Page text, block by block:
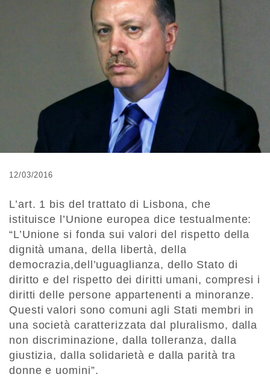
12/03/2016
L’art. 1 bis del trattato di Lisbona, che
istituisce l’Unione europea dice testualmente:
“L’Unione si fonda sui valori del rispetto della
dignità umana, della libertà, della
democrazia,dell’uguaglianza, dello Stato di
diritto e del rispetto dei diritti umani, compresi i
diritti delle persone appartenenti a minoranze.
Questi valori sono comuni agli Stati membri in
una società caratterizzata dal pluralismo, dalla
non discriminazione, dalla tolleranza, dalla
giustizia, dalla solidarietà e dalla parità tra
donne e uomini”.